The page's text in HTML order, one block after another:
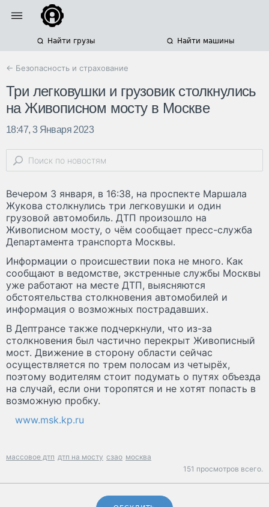
Найти грузы Найти машины
← Безопасность и страхование
Три легковушки и грузовик столкнулись
на Живописном мосту в Москве
18:47, 3 Января 2023
Вечером 3 января, в 16:38, на проспекте Маршала
Жукова столкнулись три легковушки и один
грузовой автомобиль. ДТП произошло на
Живописном мосту, о чём сообщает пресс-служба
Департамента транспорта Москвы.
Информации о происшествии пока не много. Как
сообщают в ведомстве, экстренные службы Москвы
уже работают на месте ДТП, выясняются
обстоятельства столкновения автомобилей и
информация о возможных пострадавших.
В Дептрансе также подчеркнули, что из-за
столкновения был частично перекрыт Живописный
мост. Движение в сторону области сейчас
осуществляется по трем полосам из четырёх,
поэтому водителям стоит подумать о путях объезда
на случай, если они торопятся и не хотят попасть в
возможную пробку.
www.msk.kp.ru
массовое дтп дтп на мосту сзао москва
151 просмотров всего.